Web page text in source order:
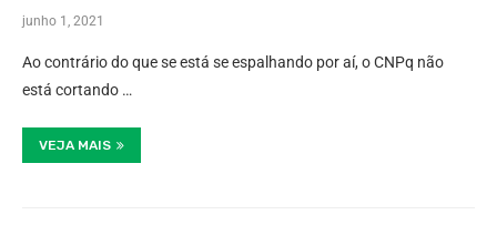
junho 1, 2021
Ao contrário do que se está se espalhando por aí, o CNPq não
está cortando …
VEJA MAIS